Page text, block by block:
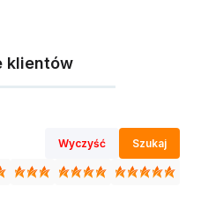
klientów
Wyczyść Szukaj